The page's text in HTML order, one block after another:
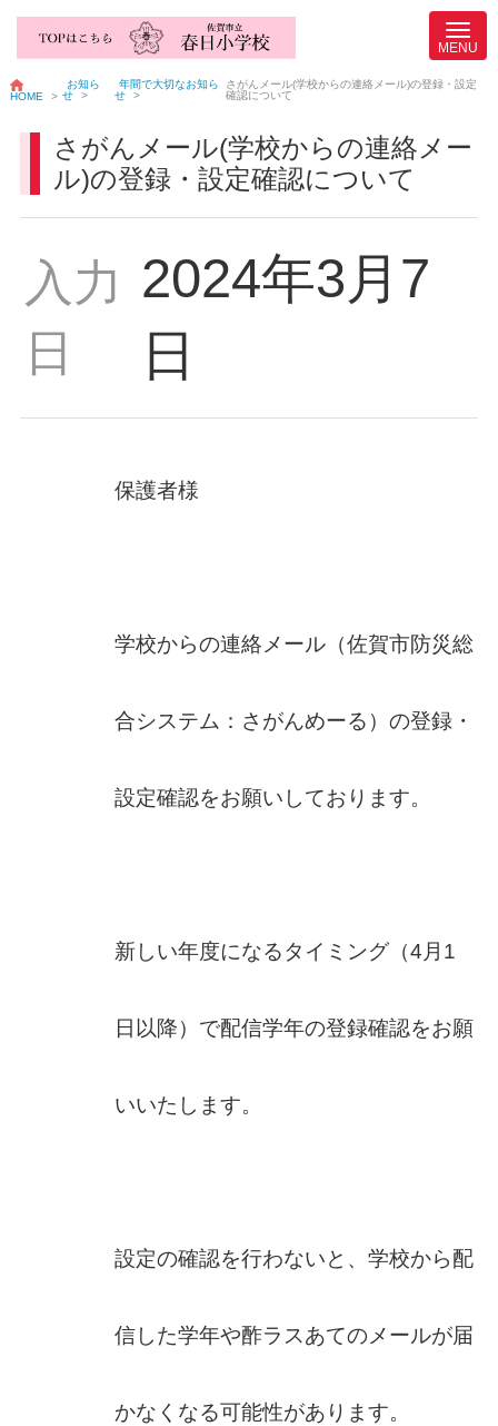
HOME >
お知ら
せ
>
年間で大切なお知ら
せ
>
さがんメール(学校からの連絡メール)の登録・設定
確認について
さがんメール(学校からの連絡メー
ル)の登録・設定確認について
入力
日
2024年3月7
日
保護者様
学校からの連絡メール（佐賀市防災総
合システム：さがんめーる）の登録・
設定確認をお願いしております。
新しい年度になるタイミング（4月1
日以降）で配信学年の登録確認をお願
いいたします。
設定の確認を行わないと、学校から配
信した学年や酢ラスあてのメールが届
かなくなる可能性があります。